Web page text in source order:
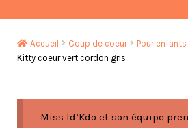
Accueil Coup de coeur Pour
Kitty coeur vert cordon gris
Miss Id’Kdo et son équipe